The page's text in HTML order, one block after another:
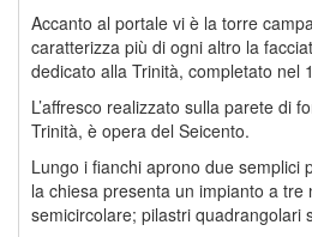
Accanto al portale vi è la torre
caratterizza più di ogni altro la
dedicato alla Trinità, completato nel
L’affresco realizzato sulla parete di
Trinità, è opera del Seicento.
Lungo i fianchi aprono due semplici
la chiesa presenta un impianto a tre
semicircolare; pilastri quadrangolari